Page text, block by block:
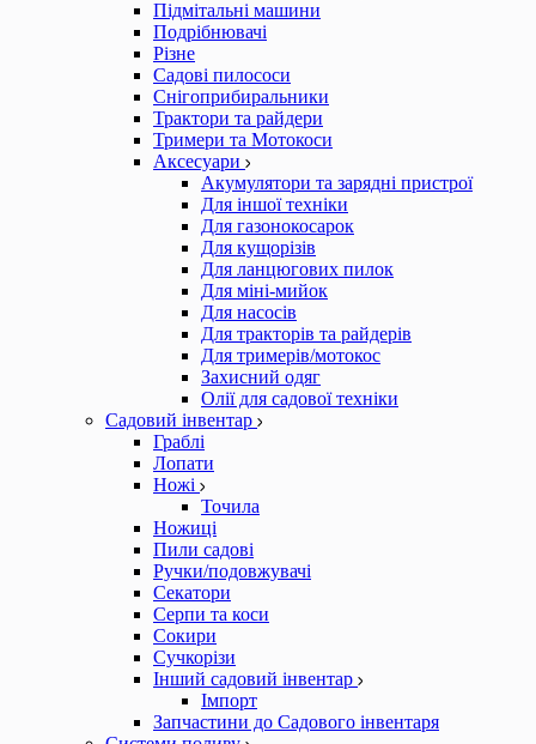
Підмітальні машини
Подрібнювачі
Різне
Садові пилососи
Снігоприбиральники
Трактори та райдери
Тримери та Мотокоси
Аксесуари
Акумулятори та зарядні пристрої
Для іншої техніки
Для газонокосарок
Для кущорізів
Для ланцюгових пилок
Для міні-мийок
Для насосів
Для тракторів та райдерів
Для тримерів/мотокос
Захисний одяг
Олії для садової техніки
Садовий інвентар
Граблі
Лопати
Ножі
Точила
Ножиці
Пили садові
Ручки/подовжувачі
Секатори
Серпи та коси
Сокири
Сучкорізи
Інший садовий інвентар
Імпорт
Запчастини до Садового інвентаря